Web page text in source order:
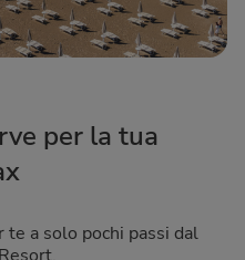
per la tua
te a solo pochi passi dal